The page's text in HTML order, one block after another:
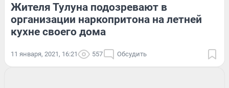
Жителя Тулуна подозревают в
организации наркопритона на летней
кухне своего дома
11 января, 2021, 16:21 557 Обсудить